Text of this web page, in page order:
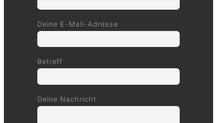
Deine E-Mail-Adresse
Betreff
Deine Nachricht